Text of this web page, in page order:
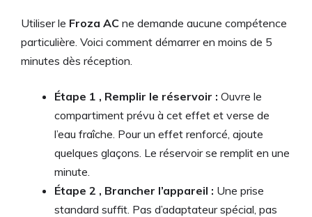
Utiliser le Froza AC ne demande aucune compétence
particulière. Voici comment démarrer en moins de 5
minutes dès réception.
Étape 1 , Remplir le réservoir : Ouvre le
compartiment prévu à cet effet et verse de
l’eau fraîche. Pour un effet renforcé, ajoute
quelques glaçons. Le réservoir se remplit en une
minute.
Étape 2 , Brancher l’appareil : Une prise
standard suffit. Pas d’adaptateur spécial, pas